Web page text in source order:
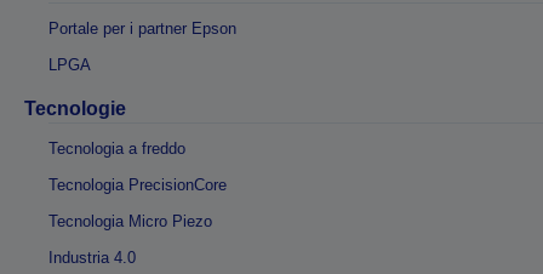
Portale per i partner Epson
LPGA
Tecnologie
Tecnologia a freddo
Tecnologia PrecisionCore
Tecnologia Micro Piezo
Industria 4.0